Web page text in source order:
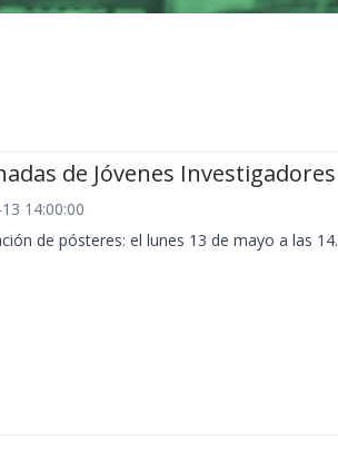
de Jóvenes Investigadores
14:00:00
de pósteres: el lunes 13 de mayo a las 14.